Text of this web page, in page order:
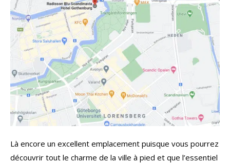
Là encore un excellent emplacement puisque vous pourrez
découvrir tout le charme de la ville à pied et que l’essentiel